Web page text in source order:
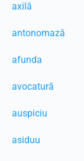
axilă
antonomază
afunda
avocatură
auspiciu
asiduu